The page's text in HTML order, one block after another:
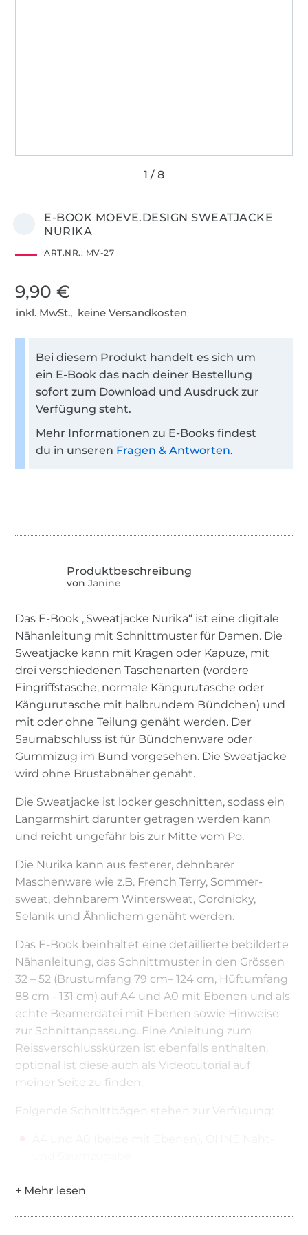
E-BOOK MOEVE.DESIGN SWEATJACKE
NURIKA
ART.NR.: MV-27
9,90 €
inkl. MwSt., keine Versandkosten
Bei diesem Produkt handelt es sich um
ein E-Book das nach deiner Bestellung
sofort zum Download und Ausdruck zur
Verfügung steht.
Mehr Informationen zu E-Books findest
du in unseren Fragen & Antworten.
von Janine
Das E-Book „Sweatjacke Nurika“ ist eine digitale
Nähanleitung mit Schnittmuster für Damen. Die
Sweatjacke kann mit Kragen oder Kapuze, mit
drei verschiedenen Taschenarten (vordere
Eingriffstasche, normale Kängurutasche oder
Kängurutasche mit halbrundem Bündchen) und
mit oder ohne Teilung genäht werden. Der
Saumabschluss ist für Bündchenware oder
Gummizug im Bund vorgesehen. Die Sweatjacke
wird ohne Brustabnäher genäht.
Die Sweatjacke ist locker geschnitten, sodass ein
Langarmshirt darunter getragen werden kann
und reicht ungefähr bis zur Mitte vom Po.
Die Nurika kann aus festerer, dehnbarer
Maschenware wie z.B. French Terry, Sommer-
sweat, dehnbarem Wintersweat, Cordnicky,
Selanik und Ähnlichem genäht werden.
Das E-Book beinhaltet eine detaillierte bebilderte
Nähanleitung, das Schnittmuster in den Grössen
32 – 52 (Brustumfang 79 cm– 124 cm, Hüftumfang
88 cm - 131 cm) auf A4 und A0 mit Ebenen und als
echte Beamerdatei mit Ebenen sowie Hinweise
zur Schnittanpassung. Eine Anleitung zum
Reissverschlusskürzen ist ebenfalls enthalten,
optional ist diese auch als Videotutorial auf
meiner Seite zu finden.
Folgende Schnittbögen stehen zur Verfügung:
Saumzugabe
Beamerdatei einmal MIT und einmal OHNE